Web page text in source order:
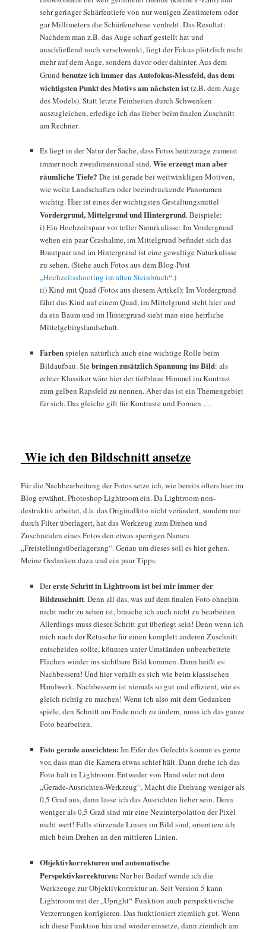
sehr geringer Schärfentiefe von nur wenigen Zentimetern oder
gar Millimetern die Schärfenebene verdreht. Das Resultat:
Nachdem man z.B. das Auge scharf gestellt hat und
anschließend noch verschwenkt, liegt der Fokus plötzlich nicht
mehr auf dem Auge, sondern davor oder dahinter. Aus dem
Grundbenutze ich immer das Autofokus-Messfeld, das dem
wichtigsten Punkt des Motivs am nächsten ist(z.B. dem Auge
des Models). Statt letzte Feinheiten durch Schwenken
auszugleichen, erledige ich das lieber beim finalen Zuschnitt
am Rechner.
Es liegt in der Natur der Sache, dass Fotos heutzutage zumeist
immer noch zweidimensional sind.Wie erzeugt man aber
räumliche Tiefe? Die ist gerade bei weitwinkligen Motiven,
wie weite Landschaften oder beeindruckende Panoramen
wichtig. Hier ist eines der wichtigsten Gestaltungsmittel
Vordergrund, Mittelgrund und Hintergrund. Beispiele:
i) Ein Hochzeitspaar vor toller Naturkulisse: Im Vordergrund
wehen ein paar Grashalme, im Mittelgrund befindet sich das
Brautpaar und im Hintergrund ist eine gewaltige Naturkulisse
zu sehen. (Siehe auch Fotos aus dem Blog-Post
„Hochzeitsshooting im alten Steinbruch“.)
ii) Kind mit Quad (Fotos aus diesem Artikel): Im Vordergrund
fährt das Kind auf einem Quad, im Mittelgrund steht hier und
da ein Baum und im Hintergrund sieht man eine herrliche
Mittelgebirgslandschaft.
Farbenspielen natürlich auch eine wichtige Rolle beim
Bildaufbau. Siebringen zusätzlich Spannung ins Bild: als
echter Klassiker wäre hier der tiefblaue Himmel im Kontrast
zum gelben Rapsfeld zu nennen. Aber das ist ein Themengebiet
für sich. Das gleiche gilt für Kontraste und Formen …
Wie ich den Bildschnitt ansetze
Für die Nachbearbeitung der Fotos setze ich, wie bereits öfters hier im
Blog erwähnt, Photoshop Lightroom ein. Da Lightroom non-
destruktiv arbeitet, d.h. das Originalfoto nicht verändert, sondern nur
durch Filter überlagert, hat das Werkzeug zum Drehen und
Zuschneiden eines Fotos den etwas sperrigen Namen
„Freistellungsüberlagerung“. Genau um dieses soll es hier gehen.
Meine Gedanken dazu und ein paar Tipps:
Dererste Schritt in Lightroom ist bei mir immer der
Bildzuschnitt. Denn all das, was auf dem finalen Foto ohnehin
nicht mehr zu sehen ist, brauche ich auch nicht zu bearbeiten.
Allerdings muss dieser Schritt gut überlegt sein! Denn wenn ich
mich nach der Retusche für einen komplett anderen Zuschnitt
entscheiden sollte, könnten unter Umständen unbearbeitete
Flächen wieder ins sichtbare Bild kommen. Dann heißt es:
Nachbessern! Und hier verhält es sich wie beim klassischen
Handwerk: Nachbessern ist niemals so gut und effizient, wie es
gleich richtig zu machen! Wenn ich also mit dem Gedanken
spiele, den Schnitt am Ende noch zu ändern, muss ich das ganze
Foto bearbeiten.
Foto gerade ausrichten: Im Eifer des Gefechts kommt es gerne
vor, dass man die Kamera etwas schief hält. Dann drehe ich das
Foto halt in Lightroom. Entweder von Hand oder mit dem
„Gerade-Ausrichten-Werkzeug“. Macht die Drehung weniger als
0,5 Grad aus, dann lasse ich das Ausrichten lieber sein. Denn
weniger als 0,5 Grad sind mir eine Neuinterpolation der Pixel
nicht wert! Falls stürzende Linien im Bild sind, orientiere ich
mich beim Drehen an den mittleren Linien.
Objektivkorrekturen und automatische
Perspektivkorrekturen:Nur bei Bedarf wende ich die
Werkzeuge zur Objektivkorrektur an. Seit Version 5 kann
Lightroom mit der „Upright“-Funktion auch perspektivische
Verzerrungen korrigieren. Das funktioniert ziemlich gut. Wenn
ich diese Funktion hin und wieder einsetze, dann ziemlich am